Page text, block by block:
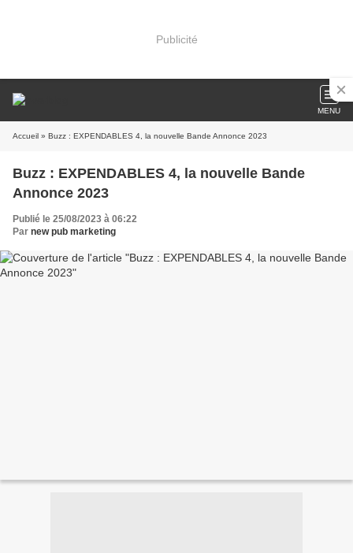
Publicité
MENU
Accueil » Buzz : EXPENDABLES 4, la nouvelle Bande Annonce 2023
Buzz : EXPENDABLES 4, la nouvelle Bande
Annonce 2023
Publié le 25/08/2023 à 06:22
Par new pub marketing